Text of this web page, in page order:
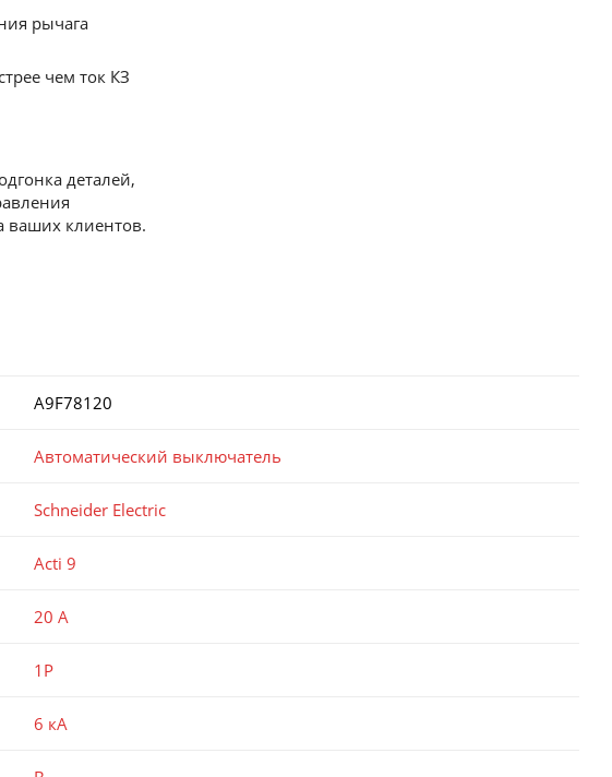
рычага
чем ток КЗ
деталей,
ваших клиентов.
A9F78120
Автоматический выключатель
Schneider Electric
Acti 9
20 А
1P
6 кА